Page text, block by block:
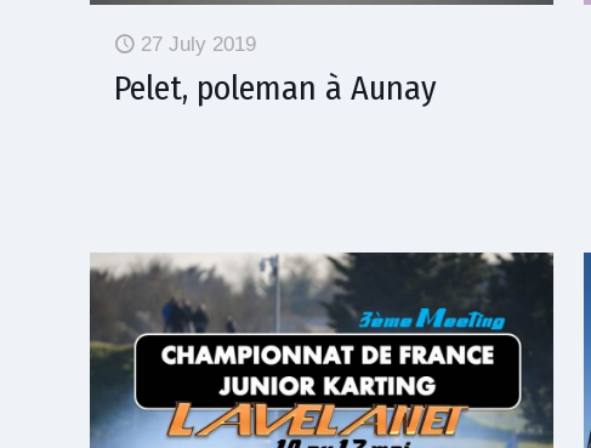
27 July 2019
Pelet, poleman à Aunay